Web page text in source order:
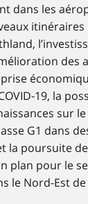
dans les
itinéraires
des
la
sur
G1 dans
la poursuite
plan pour le
le Nord-Est de